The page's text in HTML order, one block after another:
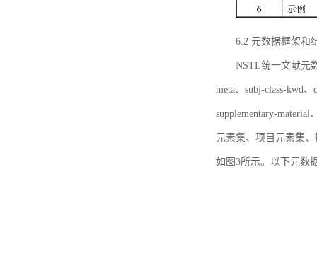
6.2 元数据框架和
NSTL统一文献元
meta、subj-class-kwd
supplementary-
元素集、项目元素集
如图3所示。以下元数